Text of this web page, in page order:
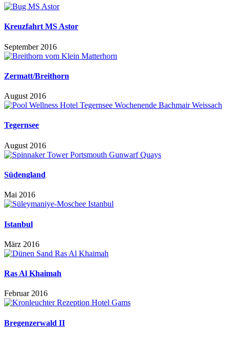
Kreuzfahrt MS Astor
September 2016
Zermatt/Breithorn
August 2016
Tegernsee
August 2016
Südengland
Mai 2016
Istanbul
März 2016
Ras Al Khaimah
Februar 2016
Bregenzerwald II